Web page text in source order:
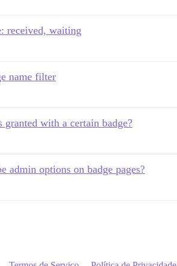
received, waiting
name filter
with a certain badge?
admin options on badge pages?